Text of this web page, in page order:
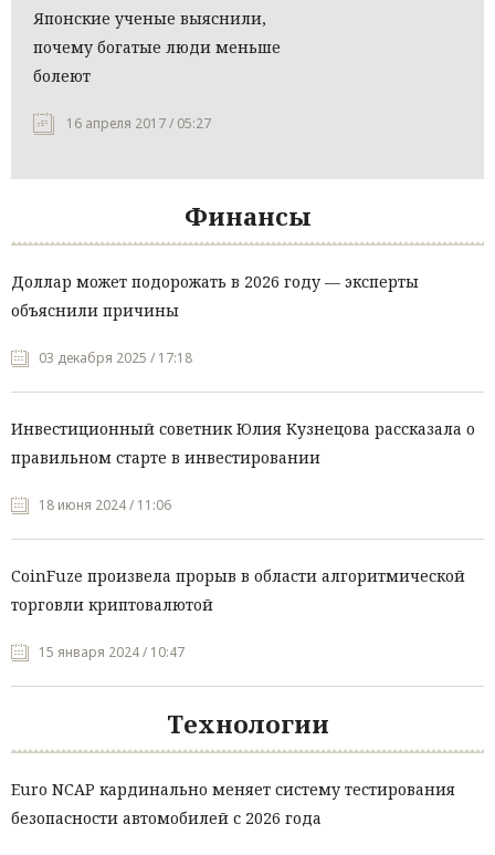
Японские ученые выяснили,
почему богатые люди меньше
болеют
16 апреля 2017 / 05:27
Финансы
Доллар может подорожать в 2026 году — эксперты
объяснили причины
03 декабря 2025 / 17:18
Инвестиционный советник Юлия Кузнецова рассказала о
правильном старте в инвестировании
18 июня 2024 / 11:06
CoinFuze произвела прорыв в области алгоритмической
торговли криптовалютой
15 января 2024 / 10:47
Технологии
Euro NCAP кардинально меняет систему тестирования
безопасности автомобилей с 2026 года